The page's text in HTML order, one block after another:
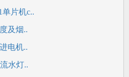
片机c..
及烟..
电机..
水灯..